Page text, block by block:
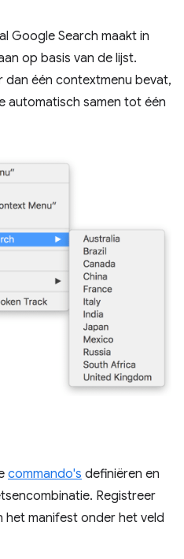
Google Search maakt in
op basis van de lijst.
dan één contextmenu bevat,
automatisch samen tot één
commando's definiëren en
Registreer
het manifest onder het veld